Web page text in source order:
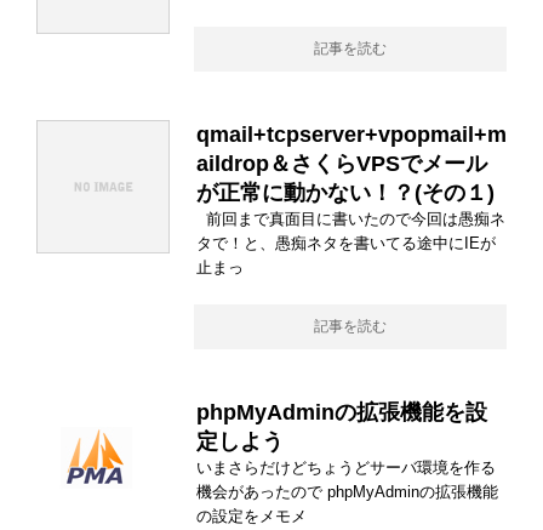
記事を読む
qmail+tcpserver+vpopmail+m
aildrop＆さくらVPSでメール
が正常に動かない！？(その１)
前回まで真面目に書いたので今回は愚痴ネ
タで！と、愚痴ネタを書いてる途中にIEが
止まっ
記事を読む
phpMyAdminの拡張機能を設
定しよう
いまさらだけどちょうどサーバ環境を作る
機会があったので phpMyAdminの拡張機能
の設定をメモメ